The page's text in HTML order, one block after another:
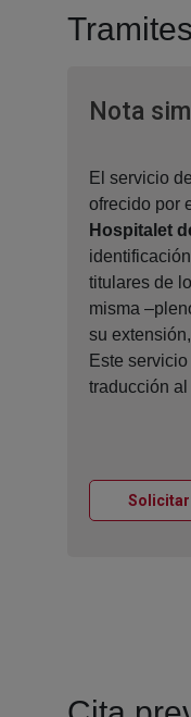
Nota
El servicio
ofrecido por
Hospitalet
titulares de
misma
su
Este
traducción